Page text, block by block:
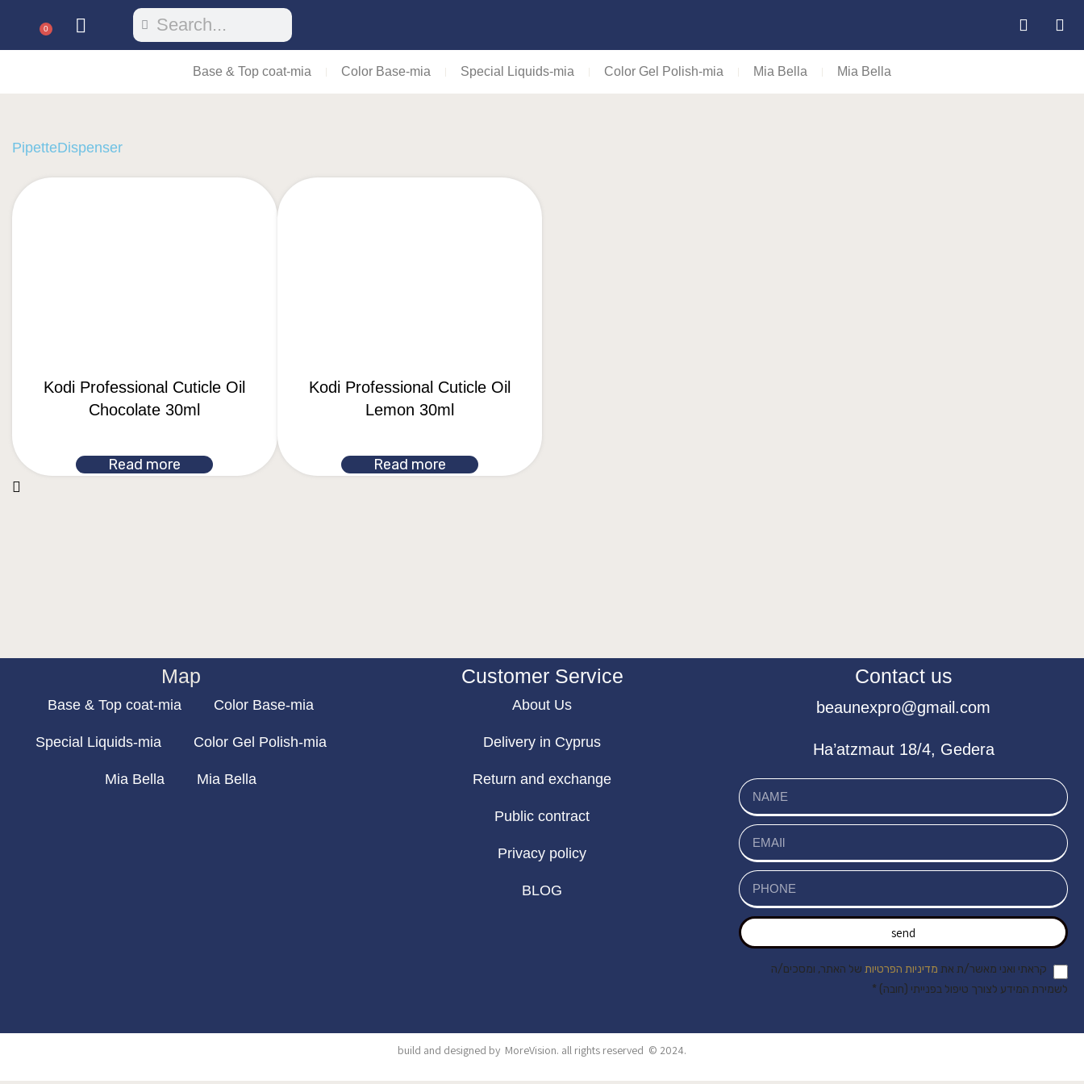
0
Base & Top coat-mia Color Base-mia Special Liquids-mia Color Gel Polish-mia Mia Bella Mia Bella
PipetteDispenser
Kodi Professional Cuticle Oil
Chocolate 30ml
Read more
Kodi Professional Cuticle Oil
Lemon 30ml
Read more
Contact us
beaunexpro@gmail.com
Ha’atzmaut 18/4, Gedera
send
קראתי ואני מאשר/ת את מדיניות הפרטיות של האתר, ומסכים/ה
לשמירת המידע לצורך טיפול בפנייתי (חובה) *
Customer Service
About Us
Delivery in Cyprus
Return and exchange
Public contract
Privacy policy
BLOG
Map
Base & Top coat-mia Color Base-mia
Special Liquids-mia Color Gel Polish-mia
Mia Bella Mia Bella
build and designed by MoreVision. all rights reserved © 2024.